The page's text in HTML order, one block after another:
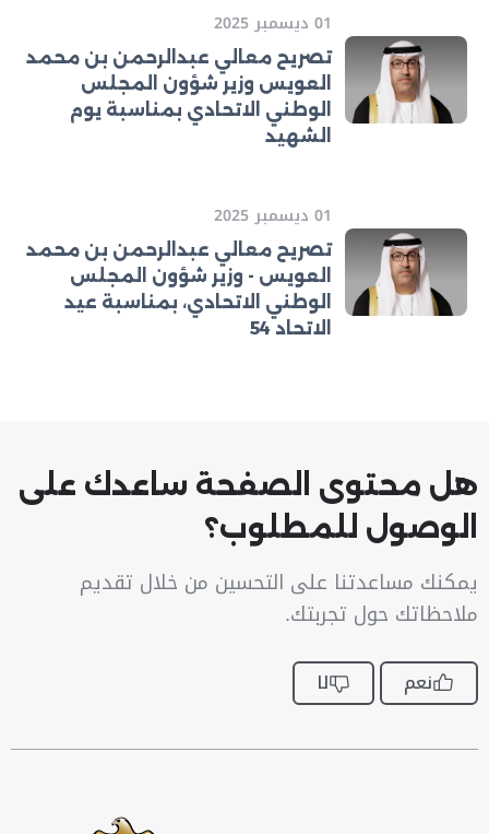
01 ديسمبر 2025
تصريح معالي عبدالرحمن بن محمد
العويس وزير شؤون المجلس
الوطني الاتحادي بمناسبة يوم
الشهيد
01 ديسمبر 2025
تصريح معالي عبدالرحمن بن محمد
العويس - وزير شؤون المجلس
الوطني الاتحادي، بمناسبة عيد
الاتحاد 54
هل محتوى الصفحة ساعدك على
الوصول للمطلوب؟
يمكنك مساعدتنا على التحسين من خلال تقديم
ملاحظاتك حول تجربتك.
نعم لا